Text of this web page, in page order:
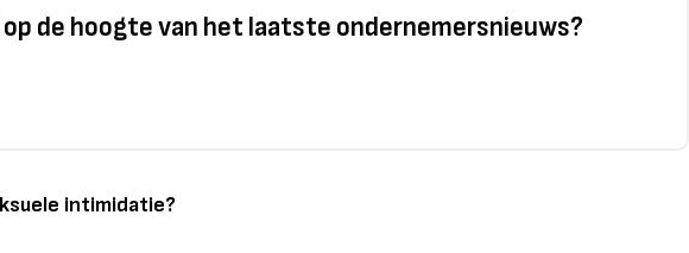
de hoogte van het laatste ondernemersnieuws?
intimidatie?